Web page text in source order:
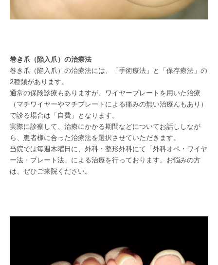
巻き爪（陥入爪）の治療法
巻き爪（陥入爪）の治療法には、「手術療法」と「保存療法」の
2種類があります。
通常の保険診療もありますが、ワイヤープレートを用いた治療
（マチワイヤーやマチプレートによる痛みの無い治療んもあり）
で診る場合は「自費」となります。
実際に診察して、治療にかかる期間などについてお話ししなが
ら、患者様に合った治療法を選択させていただきます。
当院では毎週木曜日に、外科・整形外科にて「外科オペ・ワイヤ
ー法・プレート法」による治療を行っております。お悩みの方
は、ぜひご来院ください。